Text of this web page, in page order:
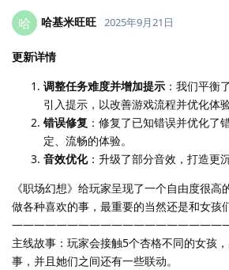
哈 哈基米旺旺 2025年9月21日
更新详情
调整任务难度并增加提示 ：我们平衡
引入提示，以改善游戏流程并优化体验
错误修复 ：修复了已知错误并优化了
定、流畅的体验。
音效优化：升级了部分音效，打造更
《职场幻想》给玩家呈现了一个自由度很高
做各种喜欢的事，最重要的当然还是和女孩
主线故事：玩家会接触5个杏格不同的女孩
事，并且她们之间还有一些联动。